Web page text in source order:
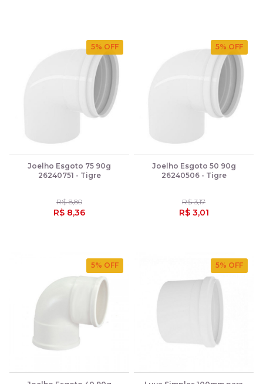
5% OFF
Joelho Esgoto 75 90g
26240751 - Tigre
R$ 8,80
R$ 8,36
5% OFF
Joelho Esgoto 50 90g
26240506 - Tigre
R$ 3,17
R$ 3,01
5% OFF 5% OFF